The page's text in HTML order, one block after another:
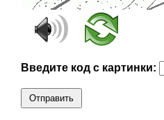
Введите код с картинки:
Отправить